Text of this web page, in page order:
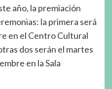
año, la premiación
la primera será
en el Centro Cultural
dos serán el martes
en la Sala